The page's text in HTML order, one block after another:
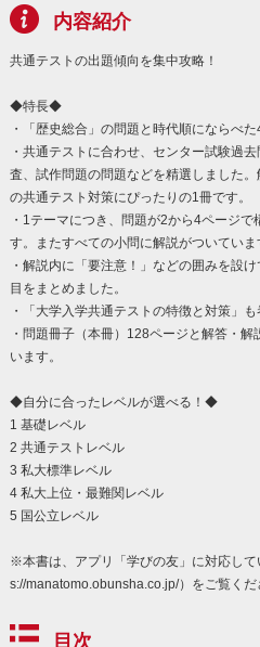
内容紹介
共通テストの出題傾向を集中攻略！
◆特長◆
・「歴史総合」の問題と時代順にならべ
・共通テストに合わせ、センター試験過
査、試作問題の問題などを精選しました
の共通テスト対策にぴったりの1冊です。
・1テーマにつき、問題が2から4ページ
す。またすべての小問に解説がついていま
・解説内に「要注意！」などの囲みを設
目をまとめました。
・「大学入学共通テストの特徴と対策」も
・問題冊子（本冊）128ページと解答・
います。
◆自分に合ったレベルが選べる！◆
1 基礎レベル
2 共通テストレベル
3 私大標準レベル
4 私大上位・最難関レベル
5 国公立レベル
※本書は、アプリ「学びの友」に対応し
s://manatomo.obunsha.co.jp/）をご覧くだ
目次